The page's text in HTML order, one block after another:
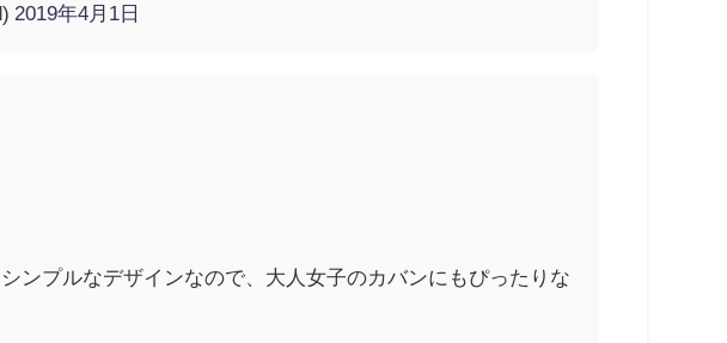
2019年4月1日
ンプルなデザインなので、大人女子のカバンにもぴったりな